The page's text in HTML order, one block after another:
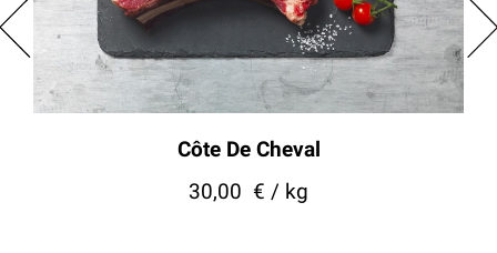
Côte De Cheval
30,00 € / kg